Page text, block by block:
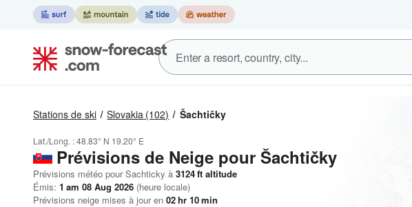
Stations de ski Slovakia (102) Šachtičky
Lat./Long. :48.83° N 19.20° E
Prévisions de Neige pour Šachtičky
Prévisions météo pour Sachticky à 3124ft altitude
Émis: 1 am 08 Aug 2026 (heure locale)
Prévisions neige mises à jour en 02hr 10min